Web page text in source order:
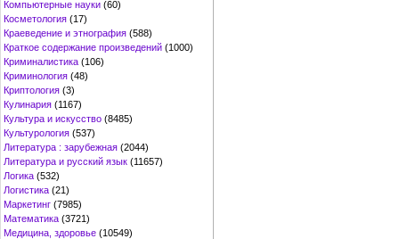
Компьютерные науки (60)
Косметология (17)
Краеведение и этнография (588)
Краткое содержание произведений (1000)
Криминалистика (106)
Криминология (48)
Криптология (3)
Кулинария (1167)
Культура и искусство (8485)
Культурология (537)
Литература : зарубежная (2044)
Литература и русский язык (11657)
Логика (532)
Логистика (21)
Маркетинг (7985)
Математика (3721)
Медицина, здоровье (10549)